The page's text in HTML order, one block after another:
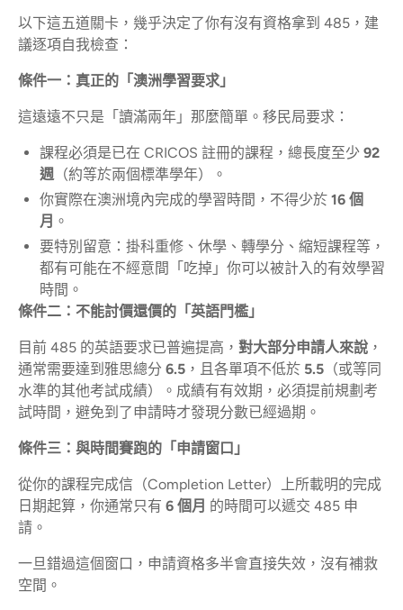
以下這五道關卡，幾乎決定了你有沒有資格拿到 485，建
議逐項自我檢查：
條件一：真正的「澳洲學習要求」
這遠遠不只是「讀滿兩年」那麼簡單。移民局要求：
課程必須是已在 CRICOS 註冊的課程，總長度至少 92
週（約等於兩個標準學年）。
你實際在澳洲境內完成的學習時間，不得少於 16 個
月 。
要特別留意：掛科重修、休學、轉學分、縮短課程等，
都有可能在不經意間「吃掉」你可以被計入的有效學習
時間。
條件二：不能討價還價的「英語門檻」
目前 485 的英語要求已普遍提高， 對大部分申請人來說 ，
通常需要達到雅思總分 6.5 ，且各單項不低於 5.5 （或等同
水準的其他考試成績）。成績有有效期，必須提前規劃考
試時間，避免到了申請時才發現分數已經過期。
條件三：與時間賽跑的「申請窗口」
從你的課程完成信（Completion Letter）上所載明的完成
日期起算，你通常只有 6 個月 的時間可以遞交 485 申
請。
一旦錯過這個窗口，申請資格多半會直接失效，沒有補救
空間。